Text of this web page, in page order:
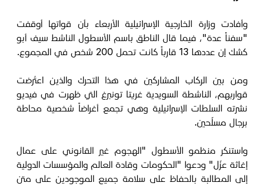
وأفادت وزارة الخارجية الإسرائيلية الأربعاء بأن قواتها أوقفت
"سفناً عدة"، فيما قال الناطق باسم الأسطول الناشط سيف أبو
كشك إن عددها 13 قارباً كانت تحمل 200 شخص في المجموع.
ومن بين الركاب المشاركين في هذا التحرك والذين اعتُرضت
قواربهم، الناشطة السويدية غريتا تونبرغ التي ظهرت في فيديو
نشرته السلطات الإسرائيلية وهي تجمع أغراضاً شخصية محاطة
برجال مسلّحين.
واستنكر منظمو الأسطول "الهجوم غير القانوني على عمال
إغاثة عزّل" ودعوا "الحكومات وقادة العالم والمؤسسات الدولية
إلى المطالبة بالحفاظ على سلامة جميع الموجودين على متن